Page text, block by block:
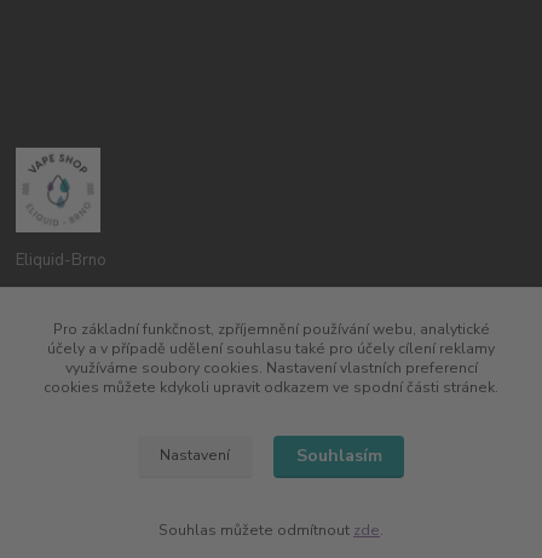
Eliquid-Brno
775960937
8:00-20:00
Pro základní funkčnost, zpříjemnění používání webu, analytické
účely a v případě udělení souhlasu také pro účely cílení reklamy
využíváme soubory cookies. Nastavení vlastních preferencí
cookies můžete kdykoli upravit odkazem ve spodní části stránek.
Nastavení Souhlasím
Souhlas můžete odmítnout zde.